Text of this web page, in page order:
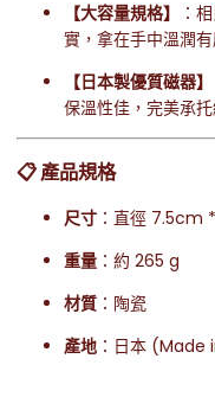
【大容量規格】
：
實，拿在手中溫潤
【日本製優質磁器】
保溫性佳，完美承
📋 產品規格
尺寸 ：直徑 7.5cm
重量 ：約 265 g
材質 ：陶瓷
產地 ：日本